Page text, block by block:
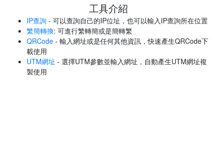
工具介紹
IP查詢 - 可以查詢自己的IP位址，也可以輸入IP查詢所在位置
繁簡轉換: 可進行繁轉簡或是簡轉繁
QRCode - 輸入網址或是任何其他資訊，快速產生QRCode下
載使用
UTM網址 - 選擇UTM參數並輸入網址，自動產生UTM網址複
製使用